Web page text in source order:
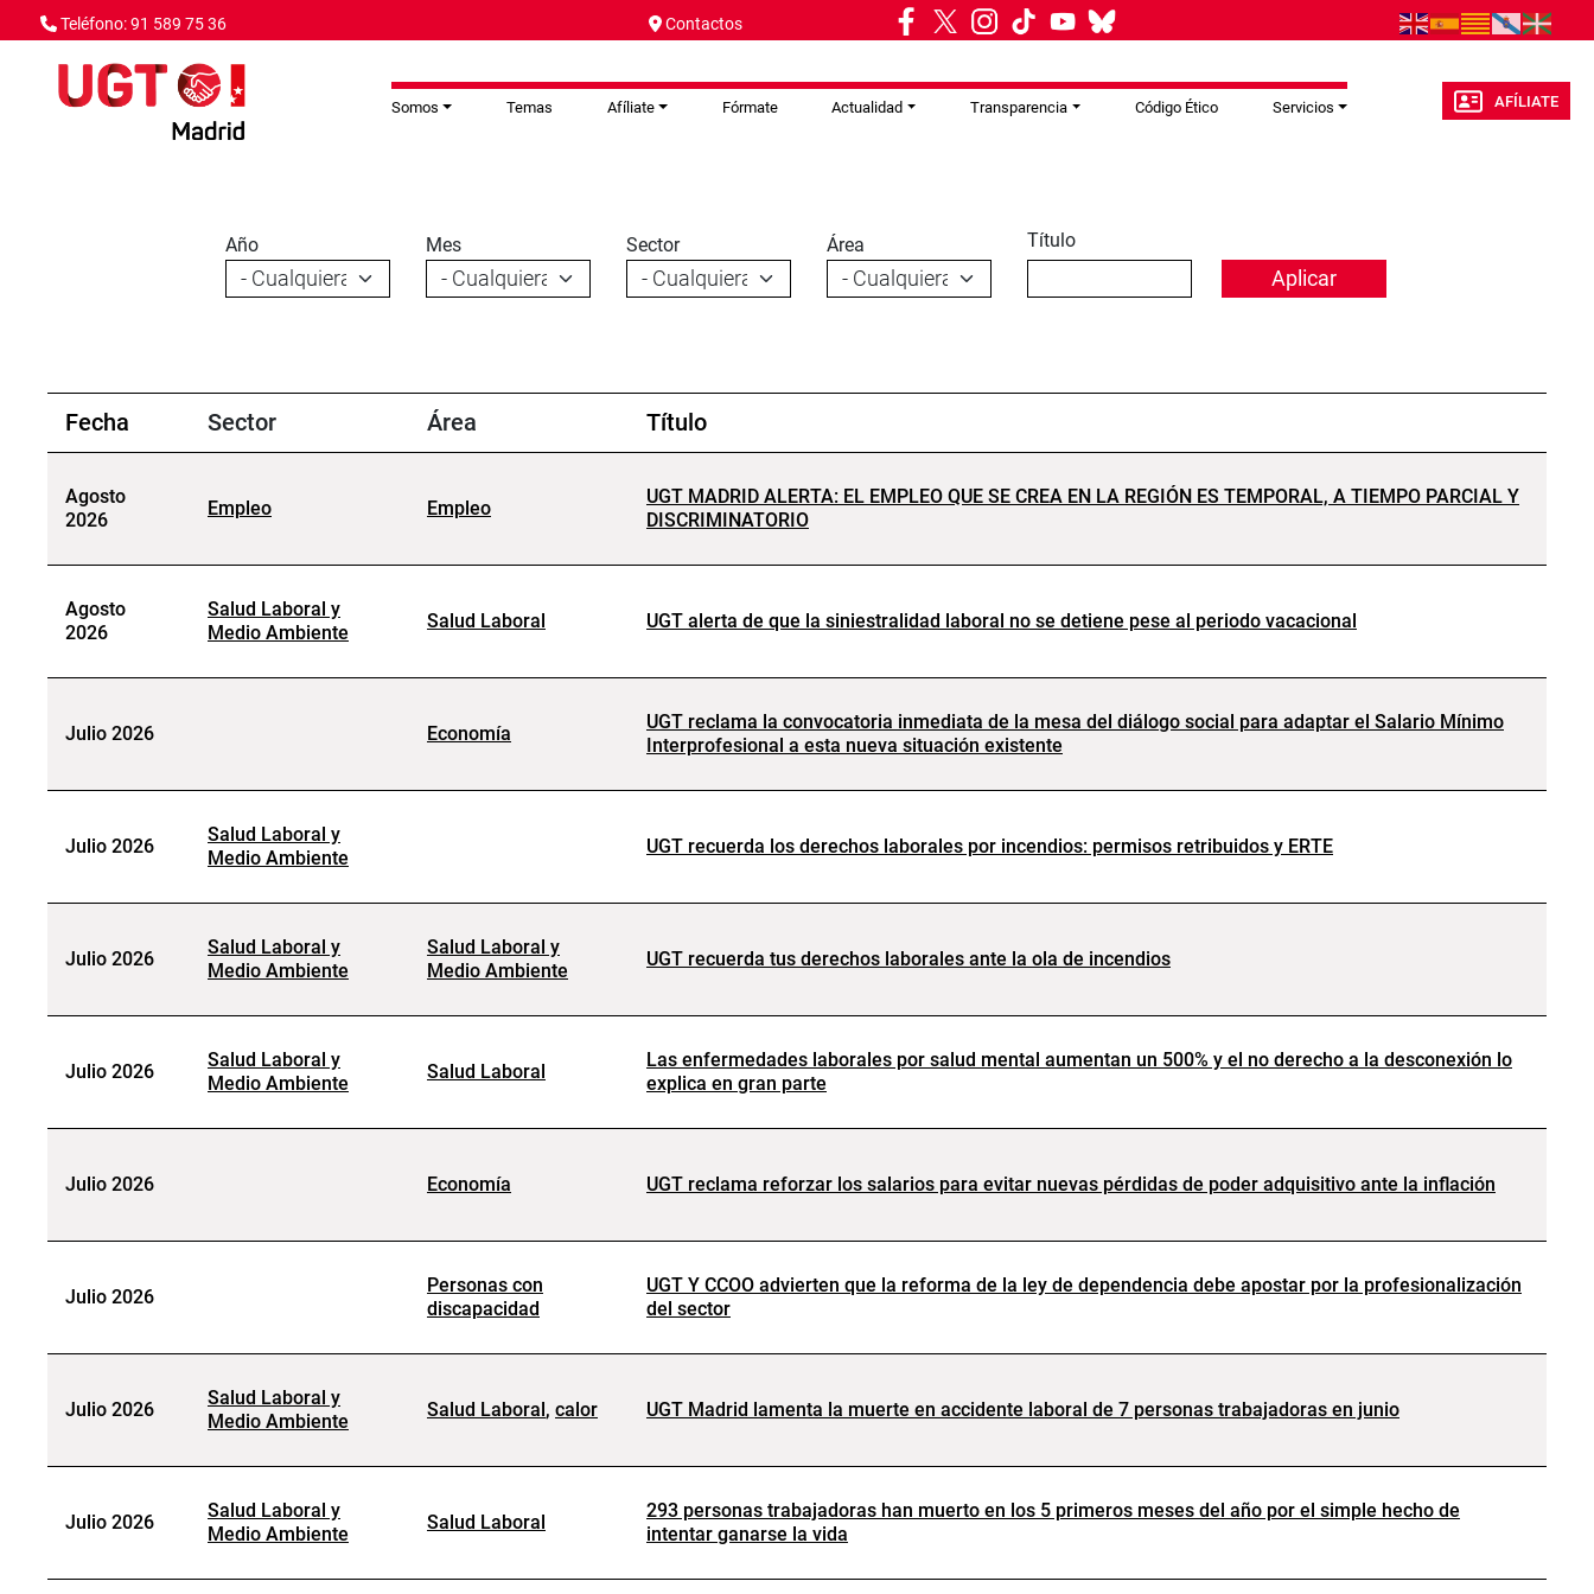
Pasar al contenido principal
Teléfono: 91 589 75 36 Contactos
Somos Temas Afíliate Fórmate Actualidad Transparencia Código Ético Servicios AFÍLIATE
Año Mes Sector Área Título
Fecha Sector Área Título
Agosto
2026
Empleo Empleo
UGT MADRID ALERTA: EL EMPLEO QUE SE CREA EN LA REGIÓN ES TEMPORAL, A TIEMPO PARCIAL Y
DISCRIMINATORIO
Agosto
2026
Salud Laboral y
Medio Ambiente
Salud Laboral UGT alerta de que la siniestralidad laboral no se detiene pese al periodo vacacional
Julio 2026 Economía
UGT reclama la convocatoria inmediata de la mesa del diálogo social para adaptar el Salario Mínimo
Interprofesional a esta nueva situación existente
Julio 2026
Salud Laboral y
Medio Ambiente
UGT recuerda los derechos laborales por incendios: permisos retribuidos y ERTE
Julio 2026
Salud Laboral y
Medio Ambiente
Salud Laboral y
Medio Ambiente
UGT recuerda tus derechos laborales ante la ola de incendios
Julio 2026
Salud Laboral y
Medio Ambiente
Salud Laboral
Las enfermedades laborales por salud mental aumentan un 500% y el no derecho a la desconexión lo
explica en gran parte
Julio 2026 Economía UGT reclama reforzar los salarios para evitar nuevas pérdidas de poder adquisitivo ante la inflación
Julio 2026
Personas con
discapacidad
UGT Y CCOO advierten que la reforma de la ley de dependencia debe apostar por la profesionalización
del sector
Julio 2026
Salud Laboral y
Medio Ambiente
Salud Laboral, calor UGT Madrid lamenta la muerte en accidente laboral de 7 personas trabajadoras en junio
Julio 2026
Salud Laboral y
Medio Ambiente
Salud Laboral
293 personas trabajadoras han muerto en los 5 primeros meses del año por el simple hecho de
intentar ganarse la vida